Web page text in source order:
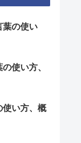
葉の使い
使い方、
使い方、概